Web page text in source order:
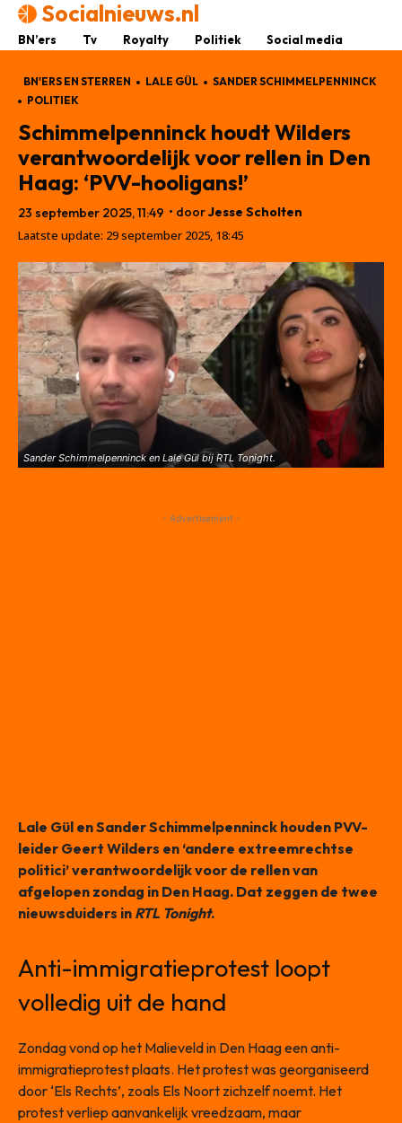
Socialnieuws.nl
BN’ers Tv Royalty Politiek Social media
BN'ERS EN STERREN LALE GÜL
SANDER SCHIMMELPENNINCK
POLITIEK
Schimmelpenninck houdt Wilders
verantwoordelijk voor rellen in Den
Haag: ‘PVV-hooligans!’
23 september 2025, 11:49 • doorJesse Scholten
Laatste update: 29 september 2025, 18:45
Sander Schimmelpenninck en Lale Gül bij RTL Tonight.
- Advertisement -
Lale Gül en Sander Schimmelpenninck houden PVV-
leider Geert Wilders en ‘andere extreemrechtse
politici’ verantwoordelijk voor de rellen van
afgelopen zondag in Den Haag. Dat zeggen de twee
nieuwsduiders in RTL Tonight.
Anti-immigratieprotest loopt
volledig uit de hand
Zondag vond op het Malieveld in Den Haag een anti-
immigratieprotest plaats. Het protest was georganiseerd
door ‘Els Rechts’, zoals Els Noort zichzelf noemt. Het
protest verliep aanvankelijk vreedzaam, maar